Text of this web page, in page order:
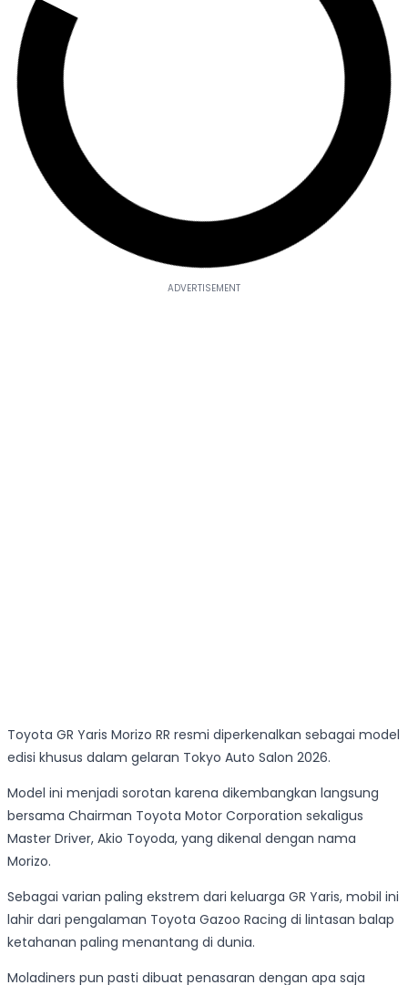
Toyota GR Yaris Morizo RR resmi diperkenalkan sebagai model
edisi khusus dalam gelaran Tokyo Auto Salon 2026.
Model ini menjadi sorotan karena dikembangkan langsung
bersama Chairman Toyota Motor Corporation sekaligus
Master Driver, Akio Toyoda, yang dikenal dengan nama
Morizo.
Sebagai varian paling ekstrem dari keluarga GR Yaris, mobil ini
lahir dari pengalaman Toyota Gazoo Racing di lintasan balap
ketahanan paling menantang di dunia.
Moladiners pun pasti dibuat penasaran dengan apa saja